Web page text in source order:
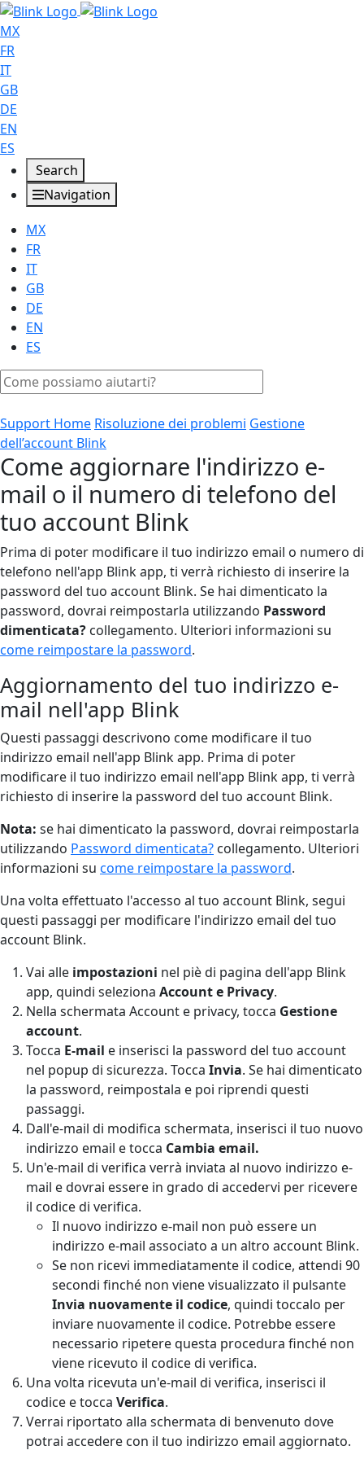
MX
FR
IT
GB
DE
EN
ES
Search
Navigation
MX
FR
IT
GB
DE
EN
ES
Support Home Risoluzione dei problemi Gestione
dell’account Blink
Come aggiornare l'indirizzo e-
mail o il numero di telefono del
tuo account Blink
Prima di poter modificare il tuo indirizzo email o numero di
telefono nell'app Blink app, ti verrà richiesto di inserire la
password del tuo account Blink. Se hai dimenticato la
password, dovrai reimpostarla utilizzando Password
dimenticata? collegamento. Ulteriori informazioni su
come reimpostare la password.
Aggiornamento del tuo indirizzo e-
mail nell'app Blink
Questi passaggi descrivono come modificare il tuo
indirizzo email nell'app Blink app. Prima di poter
modificare il tuo indirizzo email nell'app Blink app, ti verrà
richiesto di inserire la password del tuo account Blink.
Nota: se hai dimenticato la password, dovrai reimpostarla
utilizzando Password dimenticata? collegamento. Ulteriori
informazioni su come reimpostare la password.
Una volta effettuato l'accesso al tuo account Blink, segui
questi passaggi per modificare l'indirizzo email del tuo
account Blink.
Vai alle impostazioni nel piè di pagina dell'app Blink
app, quindi seleziona Accounte Privacy.
Nella schermata Account e privacy, tocca Gestione
account.
Tocca E-mail e inserisci la password del tuo account
nel popup di sicurezza. Tocca Invia. Se hai dimenticato
la password, reimpostala e poi riprendi questi
passaggi.
Dall'e-mail di modifica schermata, inserisci il tuo nuovo
indirizzo email e tocca Cambia email.
Un'e-mail di verifica verrà inviata al nuovo indirizzo e-
mail e dovrai essere in grado di accedervi per ricevere
il codice di verifica.
Il nuovo indirizzo e-mail non può essere un
indirizzo e-mail associato a un altro account Blink.
Se non ricevi immediatamente il codice, attendi 90
secondi finché non viene visualizzato il pulsante
Invia nuovamente il codice, quindi toccalo per
inviare nuovamente il codice. Potrebbe essere
necessario ripetere questa procedura finché non
viene ricevuto il codice di verifica.
Una volta ricevuta un'e-mail di verifica, inserisci il
codice e tocca Verifica.
Verrai riportato alla schermata di benvenuto dove
potrai accedere con il tuo indirizzo email aggiornato.